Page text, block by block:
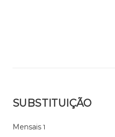
SUBSTITUIÇÃO
Mensais 1